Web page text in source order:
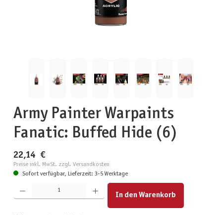
Army Painter Warpaints
Fanatic: Buffed Hide (6)
22,14 €
Preise inkl. MwSt. zzgl. Versandkosten
Sofort verfügbar, Lieferzeit: 3-5 Werktage
Produkt Anzahl: Gib den gewünschten Wert ein oder benutze die Schaltflächen um die Anzahl zu
In den Warenkorb